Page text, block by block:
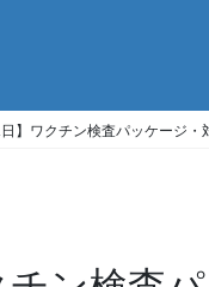
日】ワクチン検査パッケージ